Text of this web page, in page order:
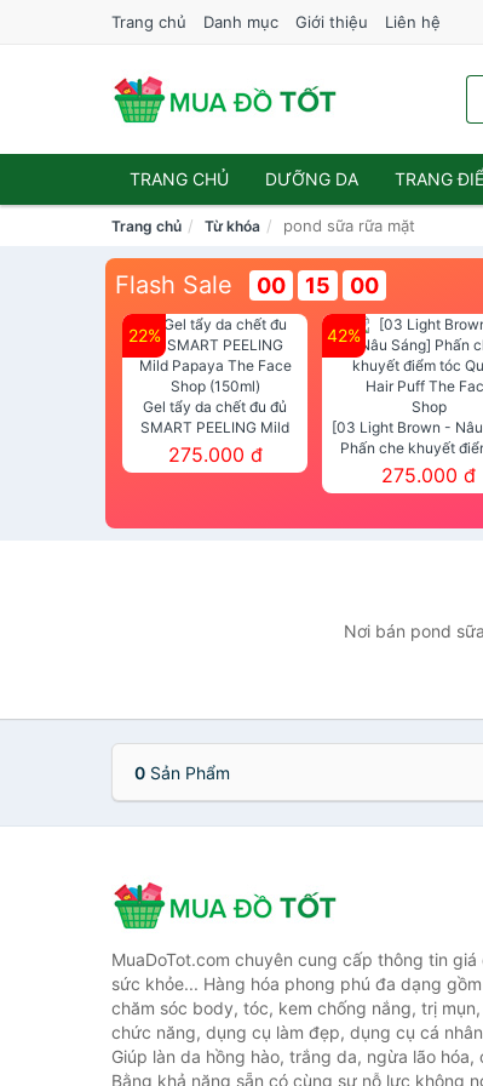
Trang chủ Danh mục Giới thiệu Liên hệ
TRANG CHỦ DƯỠNG DA TRANG
Trang chủ Từ khóa pond sữa rữa mặt
Flash Sale 00 15 00
22%
Gel tẩy da chết đu đủ
SMART PEELING Mild
Papaya The Face Shop
(150ml)
275.000 đ
42%
[03 Light Brown -
Phấn che khuyết
Quick Hair Puff The
275.000 đ
Nơi bán pond
0 Sản Phẩm
MuaDoTot.com chuyên cung cấp thông tin
sức khỏe... Hàng hóa phong phú đa dạng
chăm sóc body, tóc, kem chống nắng, trị
chức năng, dụng cụ làm đẹp, dụng cụ cá
Giúp làn da hồng hào, trắng da, ngừa lão
Bằng khả năng sẵn có cùng sự nỗ lực không